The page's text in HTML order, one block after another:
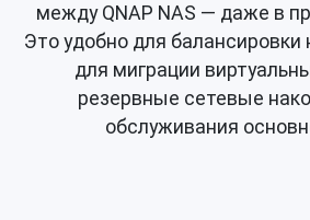
между QNAP NAS — даже в
Это удобно для балансировки
для миграции
резервные сетевые
обслуживания